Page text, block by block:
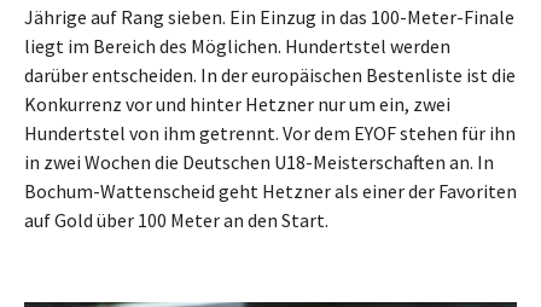
Jährige auf Rang sieben. Ein Einzug in das 100-Meter-Finale
liegt im Bereich des Möglichen. Hundertstel werden
darüber entscheiden. In der europäischen Bestenliste ist die
Konkurrenz vor und hinter Hetzner nur um ein, zwei
Hundertstel von ihm getrennt. Vor dem EYOF stehen für ihn
in zwei Wochen die Deutschen U18-Meisterschaften an. In
Bochum-Wattenscheid geht Hetzner als einer der Favoriten
auf Gold über 100 Meter an den Start.